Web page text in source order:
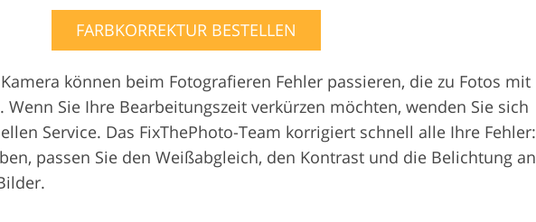
FARBKORREKTUR BESTELLEN
können beim Fotografieren Fehler passieren, die zu Fotos mit
Sie Ihre Bearbeitungszeit verkürzen möchten, wenden Sie sich
Service. Das FixThePhoto-Team korrigiert schnell alle Ihre Fehler:
passen Sie den Weißabgleich, den Kontrast und die Belichtung an